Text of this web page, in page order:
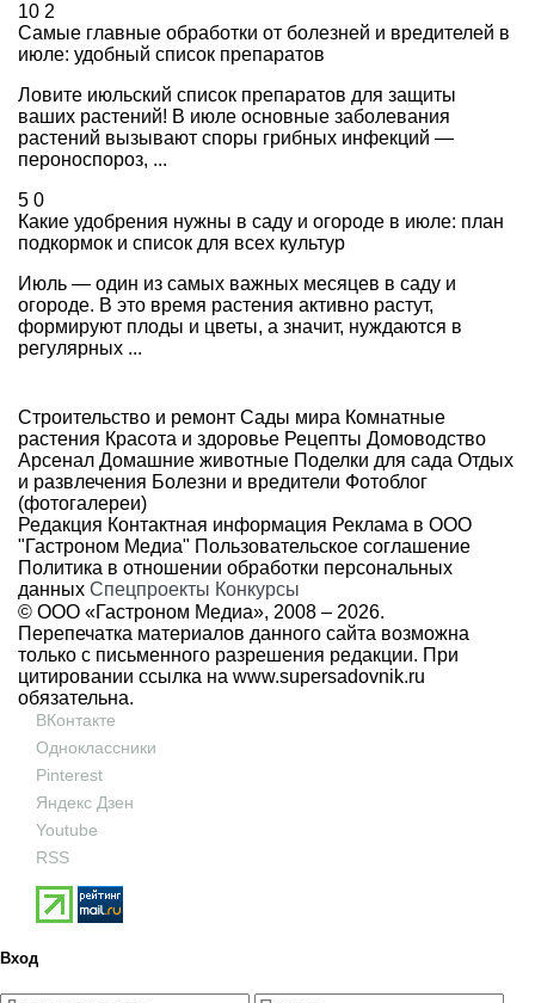
10 2
Самые главные обработки от болезней и вредителей в
июле: удобный список препаратов
Ловите июльский список препаратов для защиты
ваших растений! В июле основные заболевания
растений вызывают споры грибных инфекций —
пероноспороз, ...
5 0
Какие удобрения нужны в саду и огороде в июле: план
подкормок и список для всех культур
Июль — один из самых важных месяцев в саду и
огороде. В это время растения активно растут,
формируют плоды и цветы, а значит, нуждаются в
регулярных ...
Строительство и ремонт Сады мира Комнатные
растения Красота и здоровье Рецепты Домоводство
Арсенал Домашние животные Поделки для сада Отдых
и развлечения Болезни и вредители Фотоблог
(фотогалереи)
Редакция Контактная информация Реклама в ООО
"Гастроном Медиа" Пользовательское соглашение
Политика в отношении обработки персональных
данных Спецпроекты Конкурсы
© ООО «Гастроном Медиа», 2008 – 2026.
Перепечатка материалов данного сайта возможна
только с письменного разрешения редакции. При
цитировании ссылка на www.supersadovnik.ru
обязательна.
ВКонтакте
Одноклассники
Pinterest
Яндекс Дзен
Youtube
RSS
Вход